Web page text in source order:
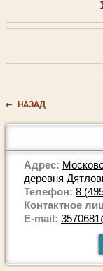
НАЗАД
Адрес:
деревня
Телефон: 8
Контактное
E-mail: